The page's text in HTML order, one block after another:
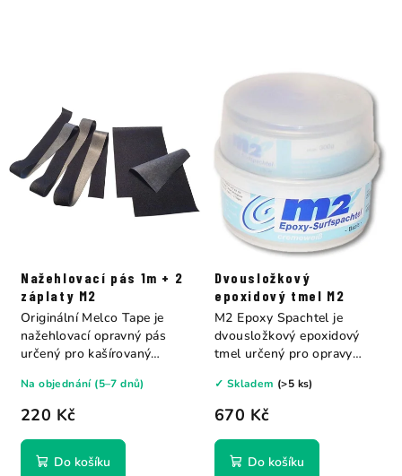
Nažehlovací pás 1m + 2
záplaty M2
220 Kč
Na objednání (5–7 dnů)
Do košíku
Originální Melco Tape je
nažehlovací opravný pás
určený pro kašírovaný
Dvousložkový
epoxidový tmel M2
670 Kč
✓ Skladem (>5 ks)
Do košíku
M2 Epoxy Spachtel je
dvousložkový epoxidový
tmel určený pro opravy